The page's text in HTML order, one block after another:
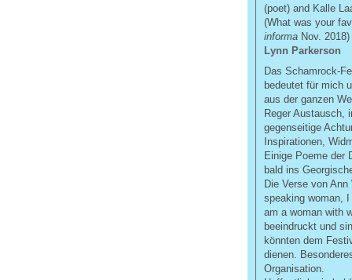
(poet) and Kalle
(What was your
informa Nov. 2018)
Lynn Parkerson
Das Schamrock-
bedeutet für mich
aus der ganzen
Reger Austausch,
gegenseitige
Inspirationen,
Einige Poeme der
bald ins
Die Verse von
speaking woman,
am a woman with
beeindruckt und
könnten dem
dienen.
Organisation.